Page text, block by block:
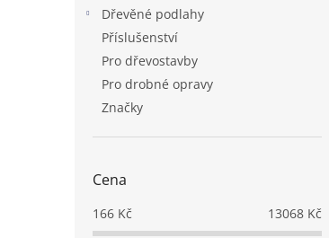
Dřevěné podlahy
Příslušenství
Pro dřevostavby
Pro drobné opravy
Značky
Cena
166 Kč 13068 Kč